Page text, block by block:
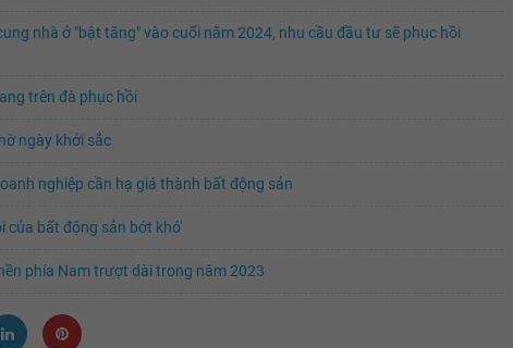
nhà ở "bật tăng" vào cuối năm 2024, nhu cầu đầu tư sẽ phục hồi
trên đà phục hồi
ngày khởi sắc
nghiệp cần hạ giá thành bất động sản
của bất động sản bớt khó'
phía Nam trượt dài trong năm 2023